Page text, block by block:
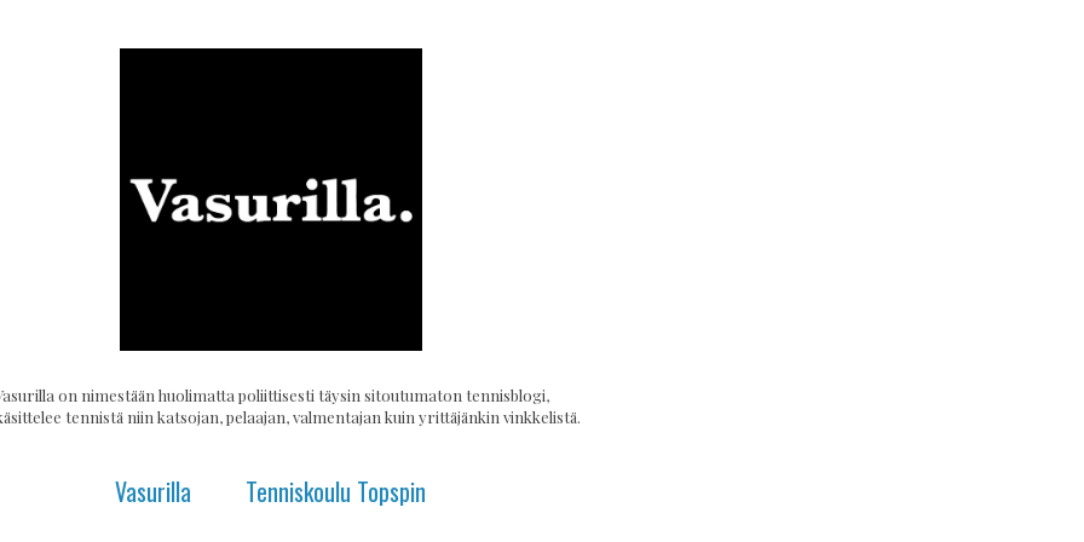
on nimestään huolimatta poliittisesti täysin sitoutumaton tennisblogi,
tennistä niin katsojan, pelaajan, valmentajan kuin yrittäjänkin vinkkelistä.
Vasurilla Tenniskoulu Topspin